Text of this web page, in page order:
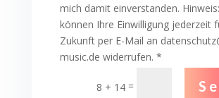
mich damit einverstanden.
können Ihre Einwilligung jederzeit
Zukunft per E-Mail an
music.de widerrufen. *
8 + 14 =